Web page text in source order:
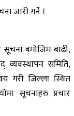
जारी गर्ने ।
सूचना बमोजिम बाढी,
व्यवस्थापन समिति,
गरी जिल्ला स्थित
सूचनाहरु प्रचार